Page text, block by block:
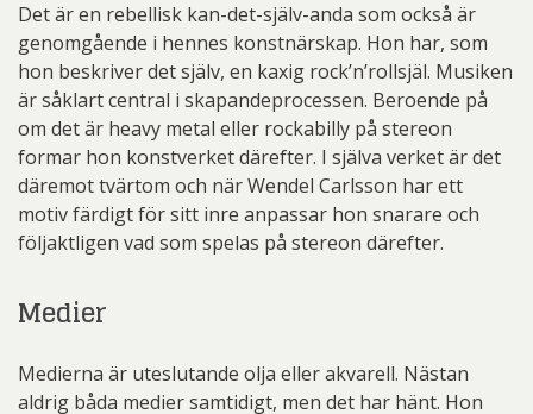
Det är en rebellisk kan-det-själv-anda som också är
genomgående i hennes konstnärskap. Hon har, som
hon beskriver det själv, en kaxig rock’n’rollsjäl. Musiken
är såklart central i skapandeprocessen. Beroende på
om det är heavy metal eller rockabilly på stereon
formar hon konstverket därefter. I själva verket är det
däremot tvärtom och när Wendel Carlsson har ett
motiv färdigt för sitt inre anpassar hon snarare och
följaktligen vad som spelas på stereon därefter.
Medier
Medierna är uteslutande olja eller akvarell. Nästan
aldrig båda medier samtidigt, men det har hänt. Hon